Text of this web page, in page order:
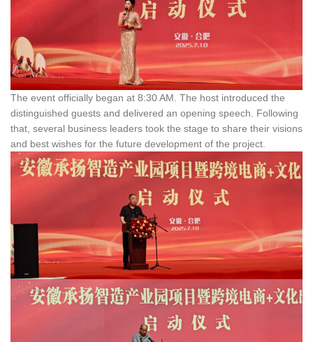
The event officially began at 8:30 AM. The host introduced the
distinguished guests and delivered an opening speech. Following
that, several business leaders took the stage to share their visions
and best wishes for the future development of the project.